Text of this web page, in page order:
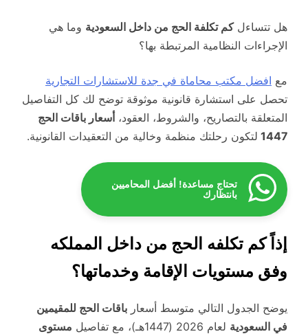
هل تتساءلكم تكلفة الحج من داخل السعودية وما هي
الإجراءات النظامية المرتبطة بها؟
مع افضل مكتب محاماة في جدة للاستشارات التجارية
تحصل على استشارة قانونية موثوقة توضح لك كل التفاصيل
المتعلقة بالتصاريح، والشروط، العقود،أسعار باقات الحج
1447 لتكون رحلتك منظمة وخالية من التعقيدات القانونية.
تحتاج مساعدة! أفضل المحاميين
بانتظارك
إذاً كم تكلفه الحج من داخل المملكه
وفق مستويات الإقامة وخدماتها؟
يوضح الجدول التالي متوسط أسعار باقات الحج للمقيمين
في السعودية لعام 2026 (1447هـ)، مع تفاصيل
مستوى